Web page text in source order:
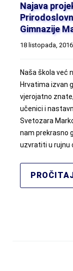
Najava
Gimnazije
18 listopada, 2016
Naša škola već
Hrvatima izvan
vjerojatno
učenici i
Svetozara
nam prekrasno
uzvratiti u rujnu